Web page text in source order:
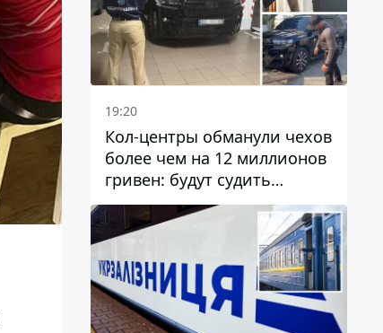
19:20
Кол-центры обманули чехов
более чем на 12 миллионов
гривен: будут судить
днепрянина,
организовавшего
транснациональную
преступную организацию